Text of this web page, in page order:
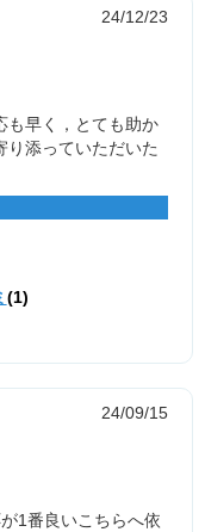
24/12/23
も早く，とても助か
り添っていただいた
(1)
24/09/15
1番良いこちらへ依